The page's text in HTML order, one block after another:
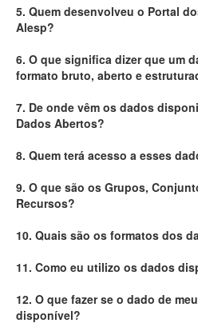
Administração
Legislação
Perguntas frequentes
Contato
5. Quem desenvolveu o Portal
Alesp?
6. O que significa dizer que um
formato bruto, aberto e
7. De onde vêm os dados
Dados Abertos?
8. Quem terá acesso a esses
9. O que são os Grupos,
Recursos?
10. Quais são os formatos dos
11. Como eu utilizo os dados
12. O que fazer se o dado de
disponível?